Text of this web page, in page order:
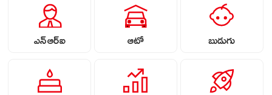
ఎన్ఆర్ఐ ఆటో బుడుగు